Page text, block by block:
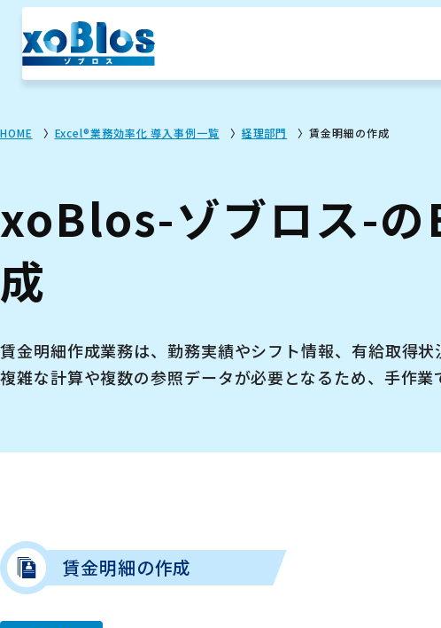
HOME Excel®業務効率化 導入事例一覧 経理部門 賃金明細の作成
xoBlos-ゾブロス-の
成
賃金明細作成業務は、勤務実績やシフト情報、有給取得
複雑な計算や複数の参照データが必要となるため、手作
賃金明細の作成